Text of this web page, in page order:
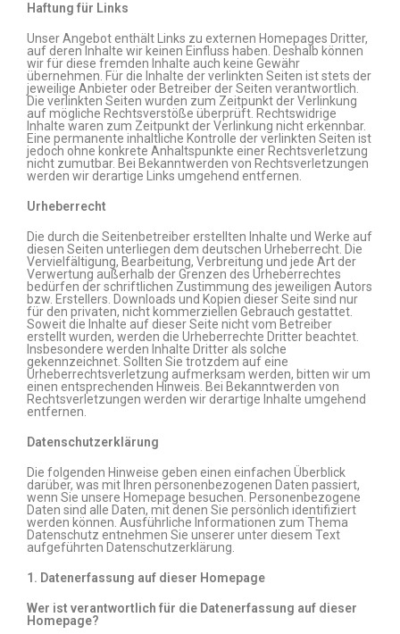
Haftung für Links
Unser Angebot enthält Links zu externen Homepages Dritter,
auf deren Inhalte wir keinen Einfluss haben. Deshalb können
wir für diese fremden Inhalte auch keine Gewähr
übernehmen. Für die Inhalte der verlinkten Seiten ist stets der
jeweilige Anbieter oder Betreiber der Seiten verantwortlich.
Die verlinkten Seiten wurden zum Zeitpunkt der Verlinkung
auf mögliche Rechtsverstöße überprüft. Rechtswidrige
Inhalte waren zum Zeitpunkt der Verlinkung nicht erkennbar.
Eine permanente inhaltliche Kontrolle der verlinkten Seiten ist
jedoch ohne konkrete Anhaltspunkte einer Rechtsverletzung
nicht zumutbar. Bei Bekanntwerden von Rechtsverletzungen
werden wir derartige Links umgehend entfernen.
Urheberrecht
Die durch die Seitenbetreiber erstellten Inhalte und Werke auf
diesen Seiten unterliegen dem deutschen Urheberrecht. Die
Vervielfältigung, Bearbeitung, Verbreitung und jede Art der
Verwertung außerhalb der Grenzen des Urheberrechtes
bedürfen der schriftlichen Zustimmung des jeweiligen Autors
bzw. Erstellers. Downloads und Kopien dieser Seite sind nur
für den privaten, nicht kommerziellen Gebrauch gestattet.
Soweit die Inhalte auf dieser Seite nicht vom Betreiber
erstellt wurden, werden die Urheberrechte Dritter beachtet.
Insbesondere werden Inhalte Dritter als solche
gekennzeichnet. Sollten Sie trotzdem auf eine
Urheberrechtsverletzung aufmerksam werden, bitten wir um
einen entsprechenden Hinweis. Bei Bekanntwerden von
Rechtsverletzungen werden wir derartige Inhalte umgehend
entfernen.
Datenschutzerklärung
Die folgenden Hinweise geben einen einfachen Überblick
darüber, was mit Ihren personenbezogenen Daten passiert,
wenn Sie unsere Homepage besuchen. Personenbezogene
Daten sind alle Daten, mit denen Sie persönlich identifiziert
werden können. Ausführliche Informationen zum Thema
Datenschutz entnehmen Sie unserer unter diesem Text
aufgeführten Datenschutzerklärung.
1. Datenerfassung auf dieser Homepage
Wer ist verantwortlich für die Datenerfassung auf dieser
Homepage?